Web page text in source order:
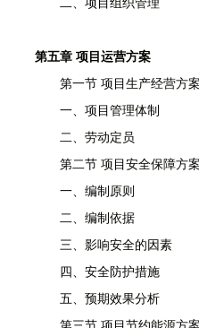
第五章 项目运营方案
第一节 项目生产经营方案
一、项目管理体制
二、劳动定员
第二节 项目安全保障方案
一、编制原则
二、编制依据
三、影响安全的因素
四、安全防护措施
五、预期效果分析
第三节 项目节约能源方案